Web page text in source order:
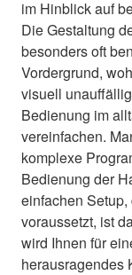
im Hinblick auf
Die Gestaltung
besonders oft
Vordergrund,
visuell
Bedienung im
vereinfachen.
komplexe
Bedienung der
einfachen
voraussetzt, ist
wird Ihnen für
herausragendes